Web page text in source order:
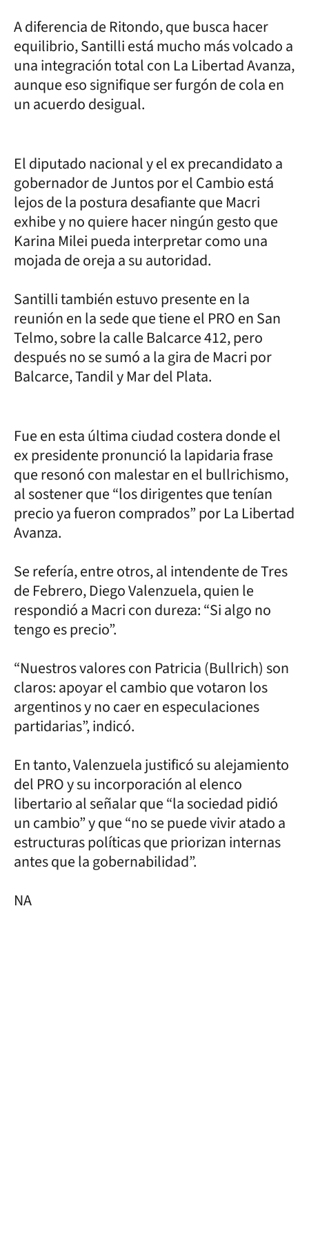
A diferencia de Ritondo, que busca hacer
equilibrio, Santilli está mucho más volcado a
una integración total con La Libertad Avanza,
aunque eso signifique ser furgón de cola en
un acuerdo desigual.
El diputado nacional y el ex precandidato a
gobernador de Juntos por el Cambio está
lejos de la postura desafiante que Macri
exhibe y no quiere hacer ningún gesto que
Karina Milei pueda interpretar como una
mojada de oreja a su autoridad.
Santilli también estuvo presente en la
reunión en la sede que tiene el PRO en San
Telmo, sobre la calle Balcarce 412, pero
después no se sumó a la gira de Macri por
Balcarce, Tandil y Mar del Plata.
Fue en esta última ciudad costera donde el
ex presidente pronunció la lapidaria frase
que resonó con malestar en el bullrichismo,
al sostener que “los dirigentes que tenían
precio ya fueron comprados” por La Libertad
Avanza.
Se refería, entre otros, al intendente de Tres
de Febrero, Diego Valenzuela, quien le
respondió a Macri con dureza: “Si algo no
tengo es precio”.
“Nuestros valores con Patricia (Bullrich) son
claros: apoyar el cambio que votaron los
argentinos y no caer en especulaciones
partidarias”, indicó.
En tanto, Valenzuela justificó su alejamiento
del PRO y su incorporación al elenco
libertario al señalar que “la sociedad pidió
un cambio” y que “no se puede vivir atado a
estructuras políticas que priorizan internas
antes que la gobernabilidad”.
NA